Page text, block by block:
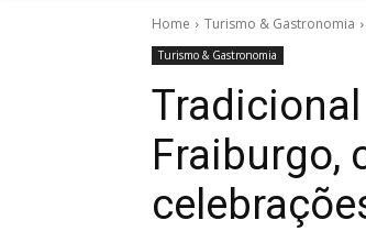
Home Turismo & Gastronomia
Turismo & Gastronomia
Fraiburgo,